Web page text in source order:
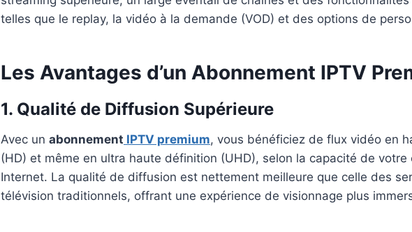
telles que le replay, la vidéo à la demande (VOD) et des options de
Les Avantages d’un Abonnement IPTV
1. Qualité de Diffusion Supérieure
Avec un abonnement IPTV premium, vous bénéficiez de flux vidéo en
(HD) et même en ultra haute définition (UHD), selon la capacité de votre
Internet. La qualité de diffusion est nettement meilleure que celle des
télévision traditionnels, offrant une expérience de visionnage plus